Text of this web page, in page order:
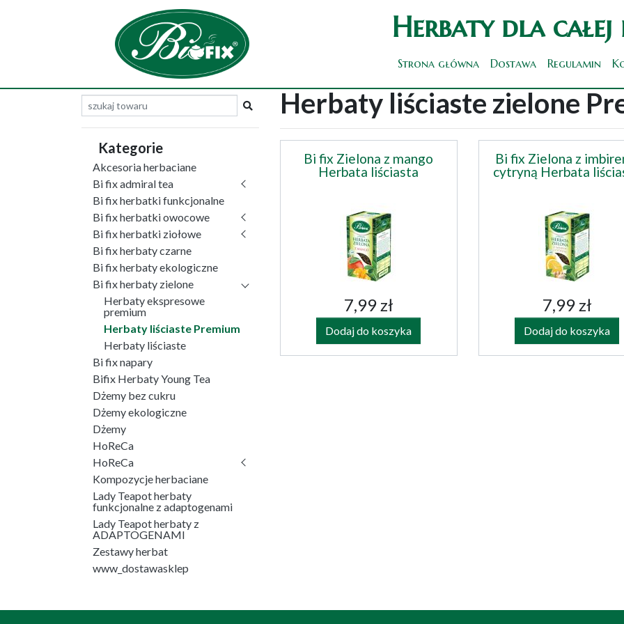
Herbaty dla
Strona główna Dostawa Regulamin
Kategorie
Akcesoria herbaciane
Bi fix admiral tea
Bi fix herbatki funkcjonalne
Bi fix herbatki owocowe
Bi fix herbatki ziołowe
Bi fix herbaty czarne
Bi fix herbaty ekologiczne
Bi fix herbaty zielone
Herbaty ekspresowe
premium
Herbaty liściaste Premium
Herbaty liściaste
Bi fix napary
Bifix Herbaty Young Tea
Dżemy bez cukru
Dżemy ekologiczne
Dżemy
HoReCa
HoReCa
Kompozycje herbaciane
Lady Teapot herbaty
funkcjonalne z adaptogenami
Lady Teapot herbaty z
ADAPTOGENAMI
Zestawy herbat
www_dostawasklep
Herbaty liściaste zielone
Bi fix Zielona z mango
Herbata liściasta
7,99 zł
Dodaj do koszyka
Bi fix Zielona z
cytryną Herbata
7,99 zł
Dodaj do koszyka